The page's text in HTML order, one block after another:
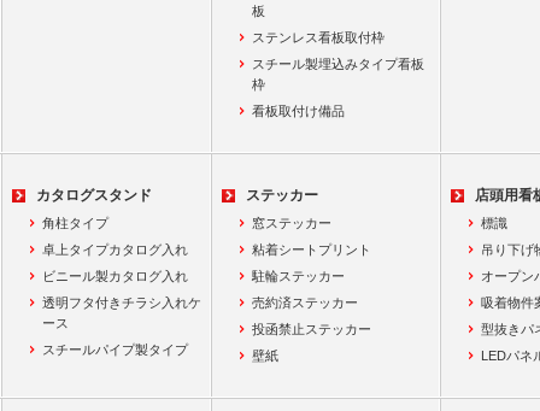
板
ステンレス看板取付枠
スチール製埋込みタイプ看板
枠
看板取付け備品
カタログスタンド
角柱タイプ
卓上タイプカタログ入れ
ビニール製カタログ入れ
透明フタ付きチラシ入れケ
ース
スチールパイプ製タイプ
ステッカー
窓ステッカー
粘着シートプリント
駐輪ステッカー
売約済ステッカー
投函禁止ステッカー
壁紙
店頭用看
標識
吊り下げ
オープン
吸着物件
型抜きパ
LEDパネ